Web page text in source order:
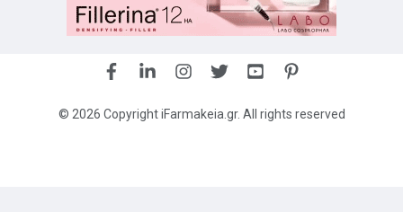
© 2026 Copyright iFarmakeia.gr. All rights reserved